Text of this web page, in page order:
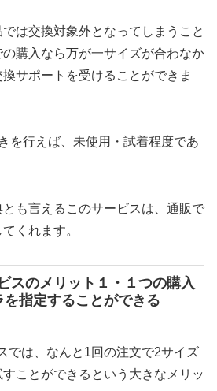
は交換対象外となってしまうこと
購入なら万が一サイズが合わなか
サポートを受けることができま
を行えば、未使用・試着程度であ
も言えるこのサービスは、通販で
くれます。
スのメリット１・１つの購入
指定することができる
では、なんと1回の注文で2サイズ
ことができるという大きなメリッ